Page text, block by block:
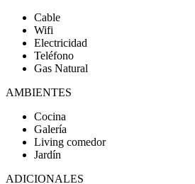
Cable
Wifi
Electricidad
Teléfono
Gas Natural
AMBIENTES
Cocina
Galería
Living comedor
Jardín
ADICIONALES